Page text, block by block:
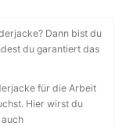
Dann bist du
du garantiert das
für die Arbeit
Hier wirst du